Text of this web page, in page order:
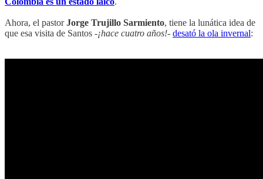
Ahora, el pastorJorge Trujillo Sarmiento, tiene la lunática idea de
que esa visita de Santos -¡hace cuatro años!- desató la ola invernal: